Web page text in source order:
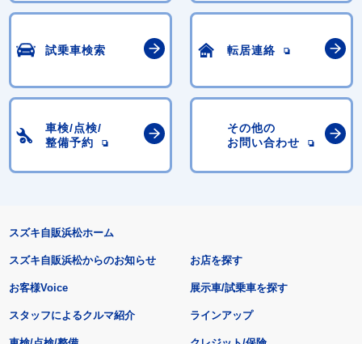
試乗車検索 転居連絡
車検/点検/
整備予約
その他の
お問い合わせ
スズキ自販浜松ホーム
スズキ自販浜松からのお知らせ
お客様Voice
スタッフによるクルマ紹介
お店を探す
展示車/試乗車を探す
ラインアップ